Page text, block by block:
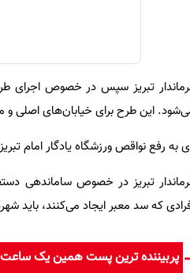
این طرح برای خیابان‌های اصلی و
به رفع نواقص ورزشگاه یادگار امام
که سد معبر ایجاد می‌کنند، باید
پربیننده ترین پست همین یک ساعت